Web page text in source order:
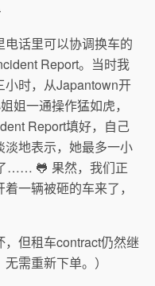
电话里可以协调换车的
Report。当时我
时， 从Japantown开
姐一通操作猛如虎，
Report填好，自己
淡地表示，她最多一小
…… 🐸 果然，我们正
一辆被砸的车来了，
但租车contract仍然继
无需重新下单。）